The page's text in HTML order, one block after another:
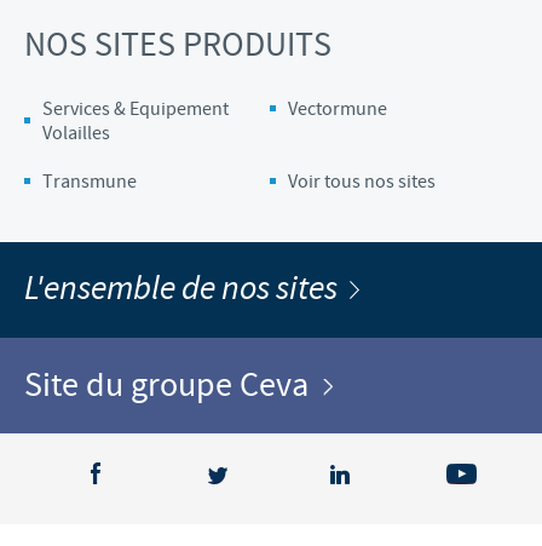
NOS SITES PRODUITS
Services & Equipement
Volailles
Vectormune
Transmune Voir tous nos sites
L'ensemble de nos sites
Site du groupe Ceva